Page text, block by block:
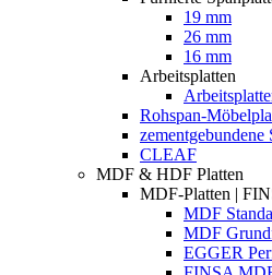
19 mm
26 mm
16 mm
Arbeitsplatten
Rohspan-
zementgebundene
CLEAF
MDF & HDF Platten
MDF-Platten |
MDF
MDF
EGGER